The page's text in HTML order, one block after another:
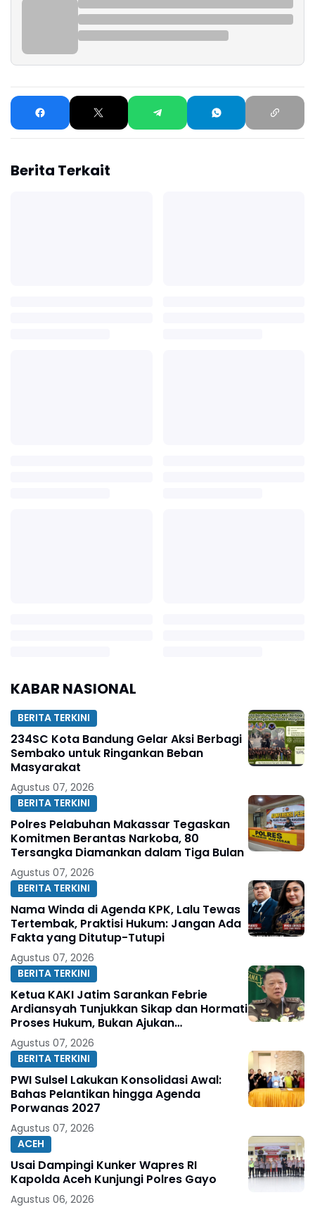
Berita Terkait
KABAR NASIONAL
BERITA TERKINI
234SC Kota Bandung Gelar Aksi Berbagi
Sembako untuk Ringankan Beban
Masyarakat
Agustus 07, 2026
BERITA TERKINI
Polres Pelabuhan Makassar Tegaskan
Komitmen Berantas Narkoba, 80
Tersangka Diamankan dalam Tiga Bulan
Agustus 07, 2026
BERITA TERKINI
Nama Winda di Agenda KPK, Lalu Tewas
Tertembak, Praktisi Hukum: Jangan Ada
Fakta yang Ditutup-Tutupi
Agustus 07, 2026
BERITA TERKINI
Ketua KAKI Jatim Sarankan Febrie
Ardiansyah Tunjukkan Sikap dan Hormati
Proses Hukum, Bukan Ajukan
Praperadilan
Agustus 07, 2026
BERITA TERKINI
PWI Sulsel Lakukan Konsolidasi Awal:
Bahas Pelantikan hingga Agenda
Porwanas 2027
Agustus 07, 2026
ACEH
Usai Dampingi Kunker Wapres RI
Kapolda Aceh Kunjungi Polres Gayo
Agustus 06, 2026